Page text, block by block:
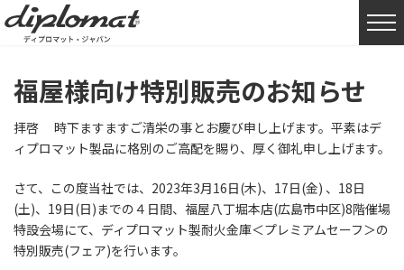
HOME お知らせ 福屋様向け特別販売のお知らせ
福屋様向け特別販売のお知らせ
拝啓 時下ますますご清栄の事とお慶び申し上げます。平素はデ
ィプロマット製品に格別のご高配を賜り、厚く御礼申し上げます。
さて、この度当社では、2023年3月16日(木)、17日(金) 、18日
(土)、19日(日)までの４日間、福屋八丁堀本店(広島市中区)8階催場
特設会場にて、ディプロマット製耐火金庫＜プレミアムセーフ＞の
特別販売(フェア)を行います。